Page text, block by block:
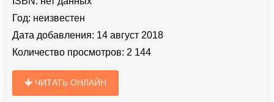
Год: неизвестен
Дата добавления: 14 август 2018
Количество просмотров: 2 144
ЧИТАТЬ ОНЛАЙН